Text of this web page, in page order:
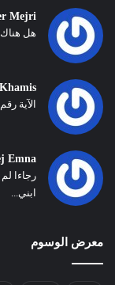
Mejri
هل هناك
الآية رقم ١١ بها خطأ لا تَسْمَعُ فِيها لاغِيَةً لقد ضمت التا...
Emna
رجاءا
ابني...
معرض الوسوم